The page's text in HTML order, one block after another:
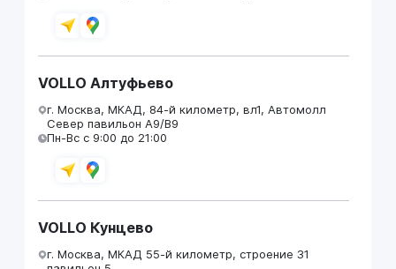
VOLLO Алтуфьево
г. Москва, МКАД, 84-й километр, вл1, Автомолл
Север павильон А9/В9
Пн-Вс с 9:00 до 21:00
VOLLO Кунцево
г. Москва, МКАД 55-й километр, строение 31